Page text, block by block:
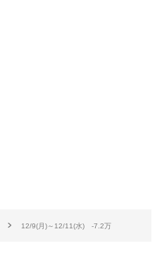
12/9(月)～12/11(水) -7.2万